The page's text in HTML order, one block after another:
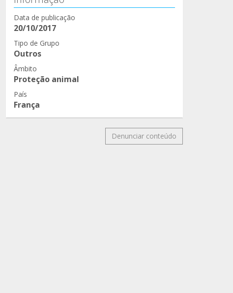
Data de publicação
20/10/2017
Tipo de Grupo
Outros
Âmbito
Proteção animal
País
França
Denunciar conteúdo